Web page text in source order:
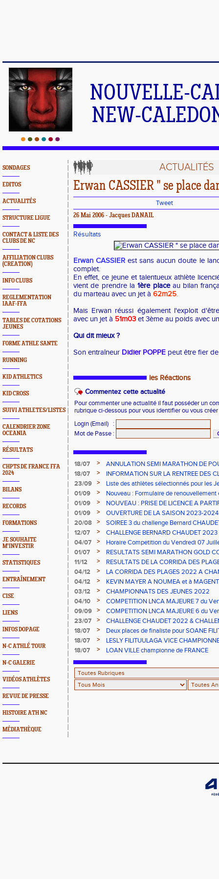
NOUVELLE-
NEW-
SONDAGES
EDITOS
ACTUALITÉS
STRUCTURE LIGUE
CONTACT & LISTE DES
CLUBS DE NC
AFFILIATION CLUBS
(CREATION)
INFO CLUBS
REGLEMENTATION
IAAF-FFA
TABLES DE COTATIONS
JEUNES
FORME ATHLE SANTE
RUNNING
KID ATHLETICS
KID CROSS
SUIVI ATHLETES/LISTES
CALENDRIER ZONE
OCEANIA
RÉSULTATS
CHPTS DE FRANCE FFA
2024
BILANS
RECORDS
FORMATIONS
JE SOUHAITE
M'INVESTIR
STATISTIQUES
ENTRAÎNEMENT
CISE
LIENS
INFOS DOPAGE
N-C ATHLÉ TOUR
N-C GALERIE
VIDÉOS ATHLÈTES
REVUE DE PRESSE
HISTOIRE ATH NC
MÉDIATHÈQUE
ACTUALITÉS
Erwan CASSIER " se place
Tweet
26 Mai 2006 - Jacques DANAIL
Résultats
Erwan CASSIER est sans aucun doute le
complet.
En effet, ce jeune et talentueux athlète
vient de prendre la1ère placeau bilan
du marteau avec un jet à 62m25.
Mais Erwan réussi également l'exploit
avec un jet à 51m03 et 3ème au poids avec
Qui dit mieux ?
Son entraîneur Didier POPPE peut être fier
les Réactions
Commentez cette actualité
Pour commenter une actualité il faut posséder un
rubrique ci-dessous pour vous identifier ou vous
Login (Email)
:
Mot de Passe :
18/07 >
ANNULATION SEMI MARATHON DE
18/07
>
INFORMATION SUR LA RENTREE DES
23/09
>
Liste des athlètes sélectionnés pour les
2023
01/09 >
Nouveau : Formulaire de renouvellement
01/09
>
NOUVEAU : PRISE DE LICENCE A
2023
01/09 >
OUVERTURE DE LA SAISON 2023-
20/08
>
SOIREE 3 du challenge Bernard
12/07
>
CHALLENGE BERNARD CHAUDET 2023
04/07
>
Horaire Competition du Vendredi 07
01/07
>
RESULTATS SEMI MARATHON GOLD
11/12
>
RESULTATS DE LA CORRIDA DES
04/12
>
LA CORRIDA DES PLAGES 2022 A
04/12
>
KEVIN MAYER A NOUMEA et à
03/12
>
CHAMPIONNATS DES JEUNES 2022
04/10
>
COMPETITION LNCA MAJEURE 7 du
09/09
>
COMPETITION LNCA MAJEURE 6 du
2022
23/07 >
CHALLENGE CHAUDET 2022 &
18/07
>
Deux places de finaliste pour SOANE
championnats de France CADETS de
18/07 >
LESLY FILITUULAGA VICE
NC au DISQUE JUNIORS
18/07 > LOAN VILLE championne de FRANCE